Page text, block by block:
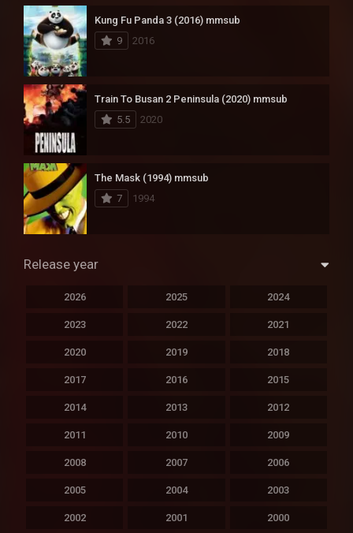
Kung Fu Panda 3 (2016) mmsub
9
2016
Train To Busan 2 Peninsula (2020) mmsub
5.5
2020
The Mask (1994) mmsub
7
1994
Release year
2026 2025 2024
2023 2022 2021
2020 2019 2018
2017 2016 2015
2014 2013 2012
2011 2010 2009
2008 2007 2006
2005 2004 2003
2002 2001 2000